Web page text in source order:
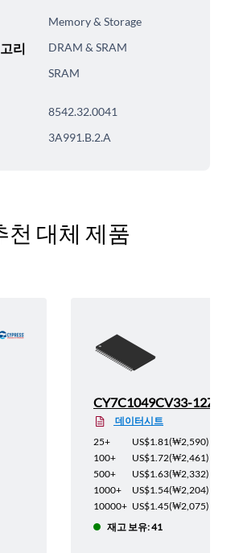
Memory & Storage
리 DRAM & SRAM
SRAM
8542.32.0041
3A991.B.2.A
천 대체 제품
CY7C1049CV33-12ZXC
데이터시트
25+
US$1.81(₩2,590)
100+
US$1.72(₩2,461)
500+
US$1.63(₩2,332)
1000+
US$1.54(₩2,204)
10000+ US$1.45(₩2,075)
재고 보유: 41